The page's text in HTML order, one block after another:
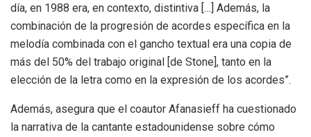
día, en 1988 era, en contexto, distintiva […] Además, la
combinación de la progresión de acordes específica en la
melodía combinada con el gancho textual era una copia de
más del 50% del trabajo original [de Stone], tanto en la
elección de la letra como en la expresión de los acordes”.
Además, asegura que el coautor Afanasieff ha cuestionado
la narrativa de la cantante estadounidense sobre cómo